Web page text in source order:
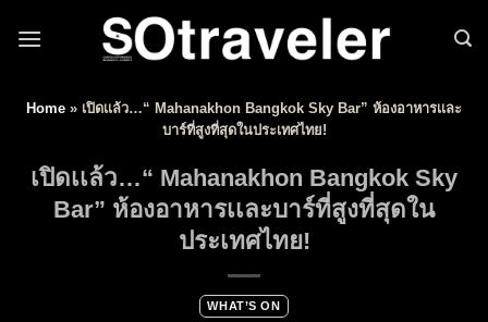
Home » เปิดเเล้ว…“ Mahanakhon Bangkok Sky Bar” ห้องอาหารเเละ
บาร์ที่สูงที่สุดในประเทศไทย!
เปิดเเล้ว…“ Mahanakhon Bangkok Sky
Bar” ห้องอาหารเเละบาร์ที่สูงที่สุดใน
ประเทศไทย!
WHAT’S ON